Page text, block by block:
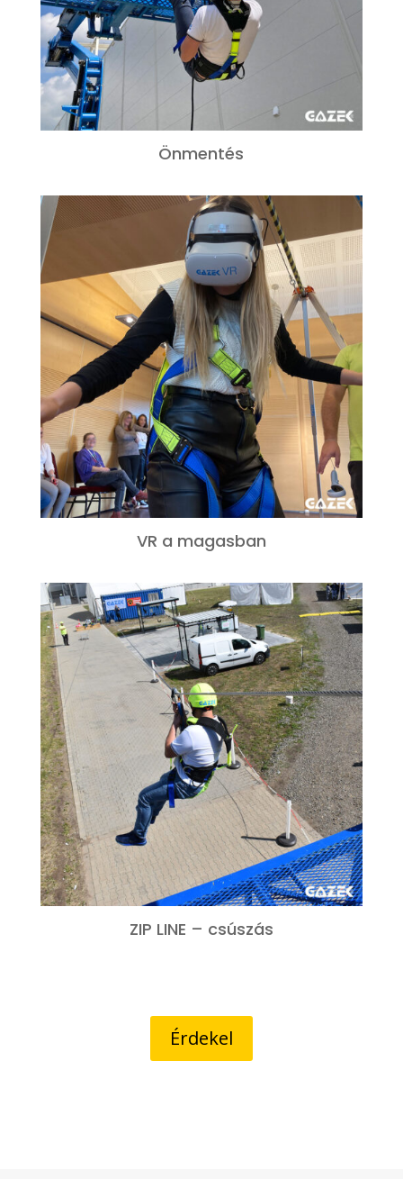
Önmentés
VR a magasban
ZIP LINE – csúszás
Érdekel